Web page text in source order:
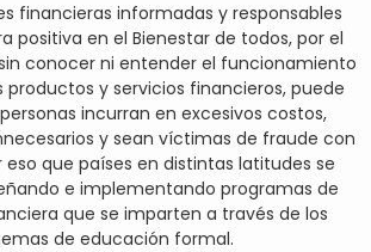
financieras informadas y responsables
positiva en el Bienestar de todos, por el
conocer ni entender el funcionamiento
productos y servicios financieros, puede
incurran en excesivos costos,
y sean víctimas de fraude con
eso que países en distintas latitudes se
e implementando programas de
que se imparten a través de los
de educación formal.